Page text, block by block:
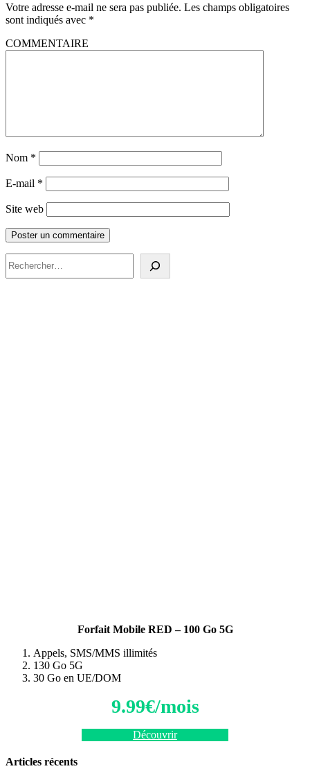
Votre adresse e-mail ne sera pas publiée. Les champs obligatoires
sont indiqués avec *
COMMENTAIRE
Nom *
E-mail *
Site web
Forfait Mobile RED – 100 Go 5G
Appels, SMS/MMS illimités
130 Go 5G
30 Go en UE/DOM
9.99€/mois
Découvrir
Articles récents